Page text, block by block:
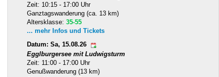
Zeit: 10:15 - 17:00 Uhr
Ganztagswanderung (ca. 13 km)
Altersklasse: 35-55
... mehr Infos und Tickets
Datum: Sa, 15.08.26
Egglburgersee mit Ludwigsturm
Zeit: 11:00 - 17:00 Uhr
Genußwanderung (13 km)